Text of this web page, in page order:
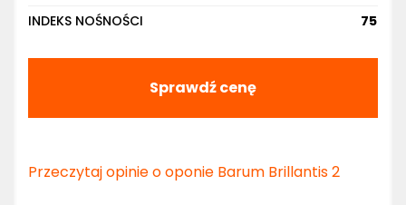
INDEKS NOŚNOŚCI
75
Sprawdź cenę
Przeczytaj opinie o oponie Barum Brillantis 2